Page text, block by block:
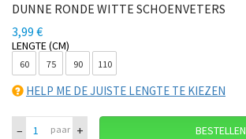
DUNNE RONDE WITTE SCHOENVETERS
3,99 €
LENGTE (CM)
60 75 90 110
HELP ME DE JUISTE LENGTE TE KIEZEN
– paar + BESTELLEN